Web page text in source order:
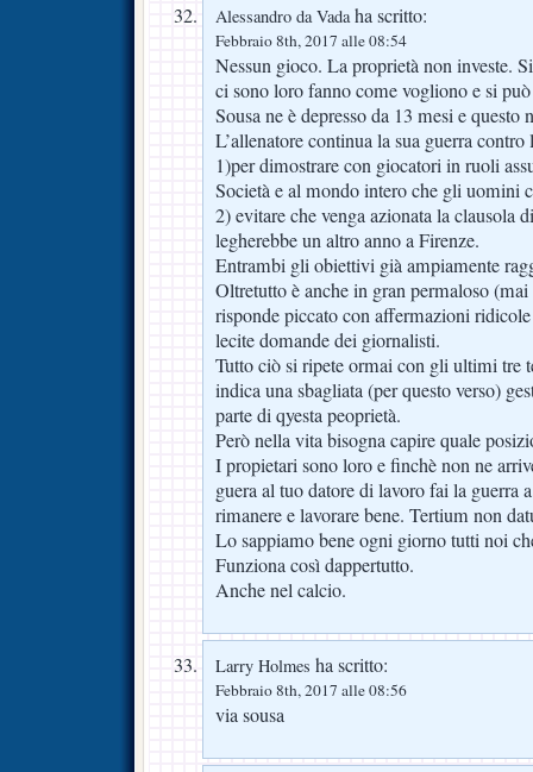
Alessandro da Vadaha scritto:
Febbraio 8th, 2017 alle 08:54
Nessun gioco. La proprietà non investe.
ci sono loro fanno come vogliono e si
Sousa ne è depresso da 13 mesi e questo
L’allenatore continua la sua guerra
1)per dimostrare con giocatori in ruoli
Società e al mondo intero che gli uomini
2) evitare che venga azionata la clausola
legherebbe un altro anno a Firenze.
Entrambi gli obiettivi già ampiamente
Oltretutto è anche in gran permaloso
risponde piccato con affermazioni
lecite domande dei giornalisti.
Tutto ciò si ripete ormai con gli ultimi tre
indica una sbagliata (per questo verso)
parte di qyesta peoprietà.
Però nella vita bisogna capire quale
I propietari sono loro e finchè non ne
guera al tuo datore di lavoro fai la guerra
rimanere e lavorare bene. Tertium non
Lo sappiamo bene ogni giorno tutti noi
Funziona così dappertutto.
Anche nel calcio.
Larry Holmes ha scritto:
Febbraio 8th, 2017 alle 08:56
via sousa